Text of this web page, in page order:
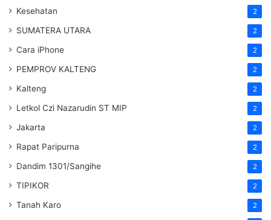
Kesehatan 2
SUMATERA UTARA 2
Cara iPhone 2
PEMPROV KALTENG 2
Kalteng 2
Letkol Czi Nazarudin ST MIP 2
Jakarta 2
Rapat Paripurna 2
Dandim 1301/Sangihe 2
TIPIKOR 2
Tanah Karo 2